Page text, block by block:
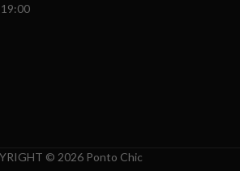
© 2026 Ponto Chic